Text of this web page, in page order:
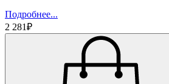
Подробнее...
2 281₽